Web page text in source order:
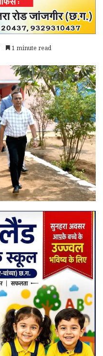
1 minute read